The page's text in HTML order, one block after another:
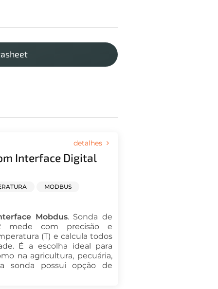
detalhes
Interface Digital
MODBUS
Mobdus. Sonda de
mede com precisão e
(T) e calcula todos
É a escolha ideal para
na agricultura, pecuária,
sonda possui opção de